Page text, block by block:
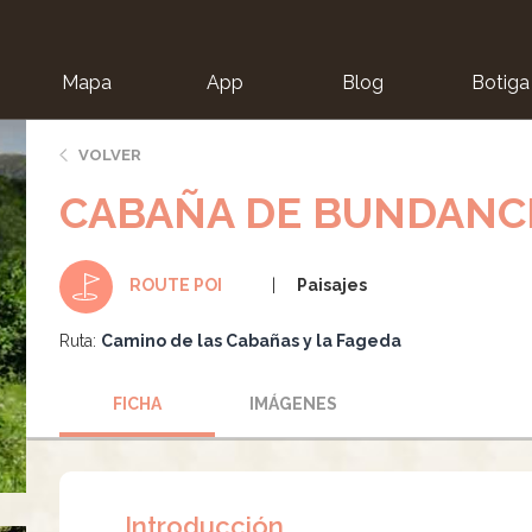
Mapa App Blog Botiga
VOLVER
CABAÑA DE
ROUTE POI Paisajes
Ruta: Camino de las Cabañas y la Fageda
FICHA IMÁGENES